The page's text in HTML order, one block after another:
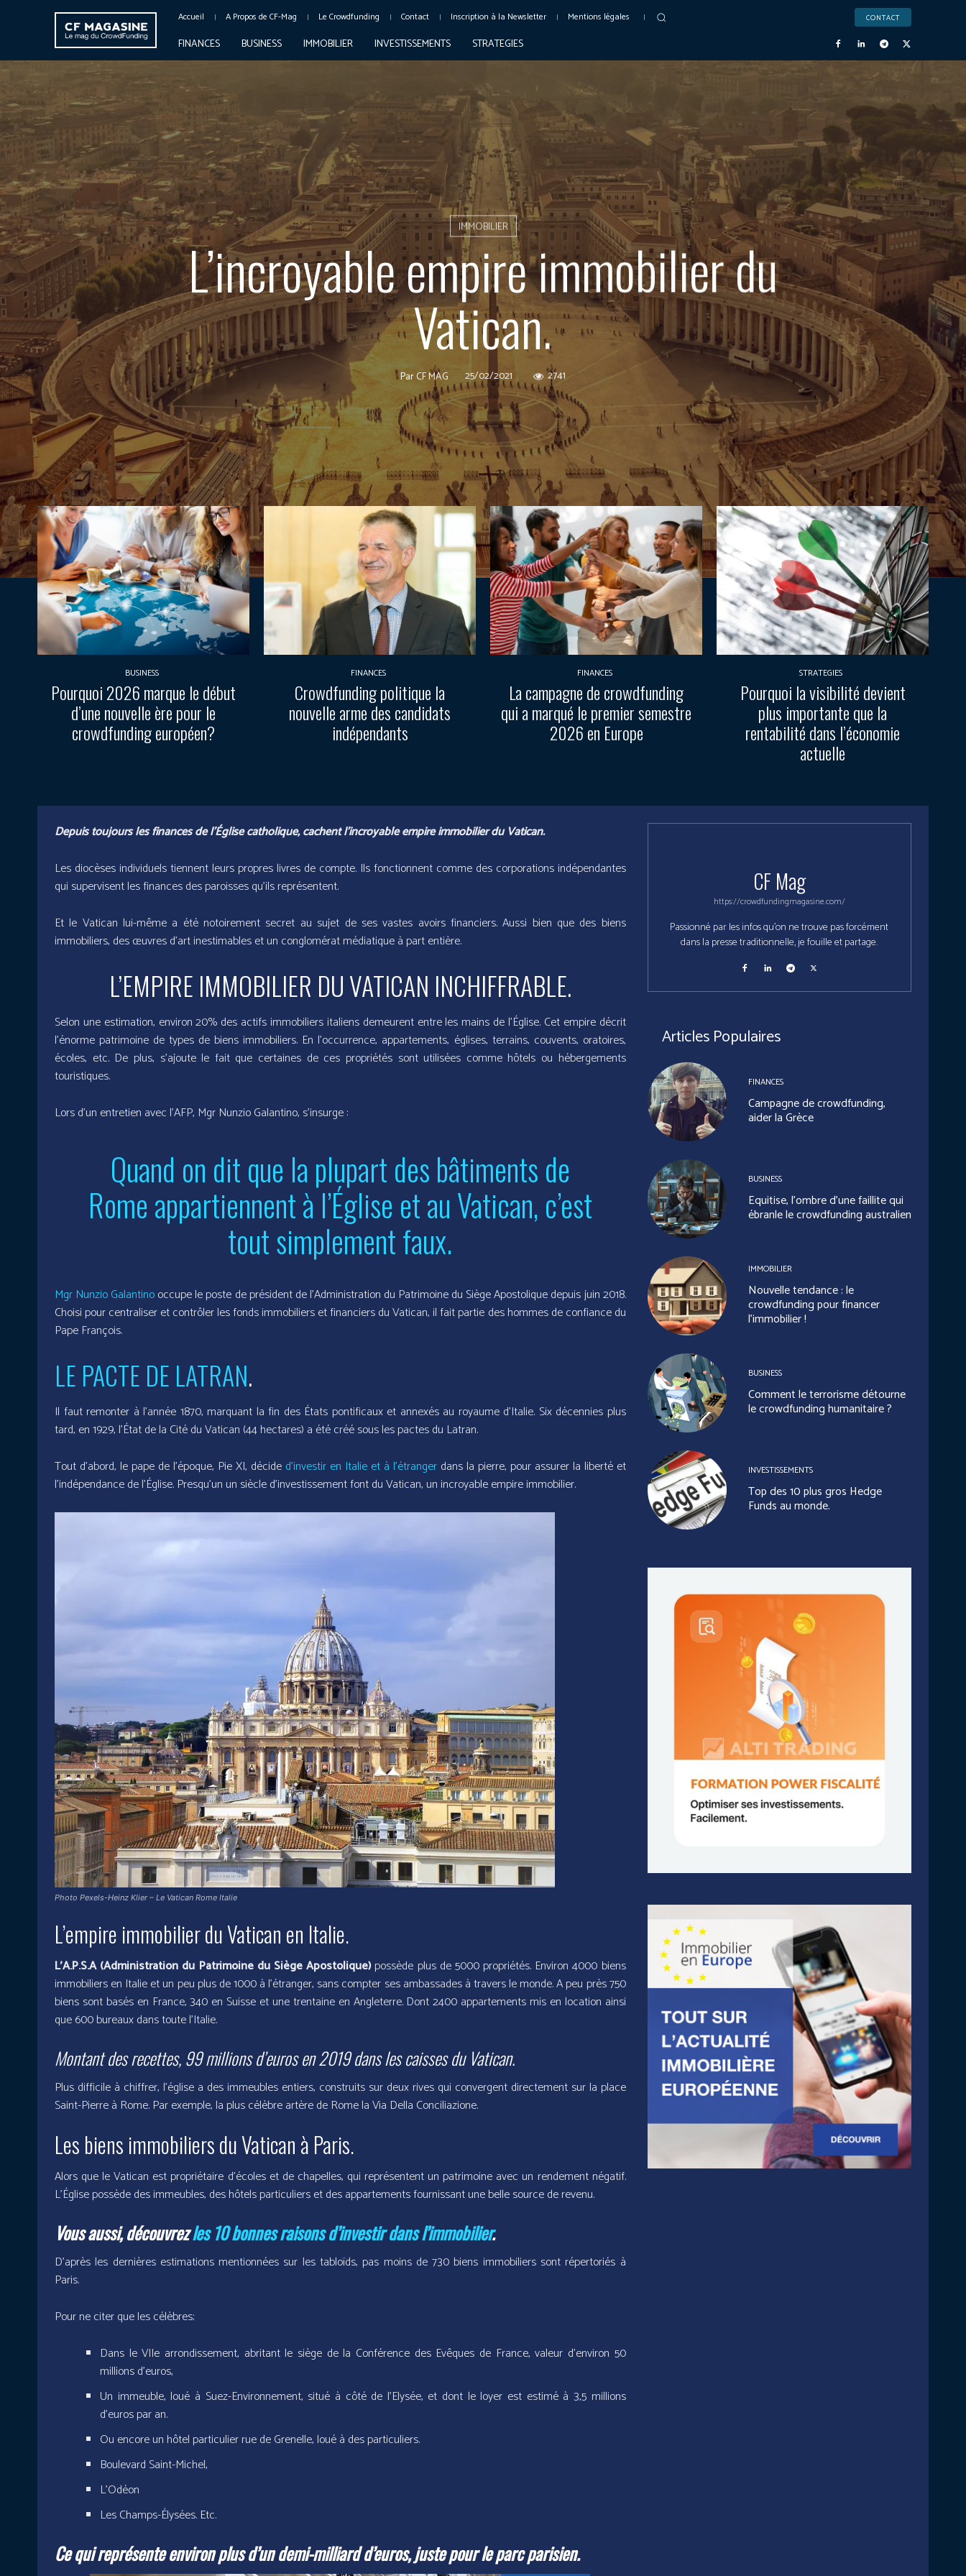
Accueil A Propos de CF-Mag Le Crowdfunding Contact Inscription à la Newsletter Mentions légales CONTACT
FINANCES BUSINESS IMMOBILIER INVESTISSEMENTS STRATEGIES
IMMOBILIER
L’incroyable empire immobilier du
Vatican.
ParCF MAG 25/02/2021 2741
BUSINESS
Pourquoi 2026 marque le début
d’une nouvelle ère pour le
crowdfunding européen?
FINANCES
Crowdfunding politique la
nouvelle arme des candidats
indépendants
FINANCES
La campagne de crowdfunding
qui a marqué le premier semestre
2026 en Europe
STRATEGIES
Pourquoi la visibilité devient
plus importante que la
rentabilité dans l’économie
actuelle
Depuis toujours les finances de l’Église catholique, cachent l’incroyable empire immobilier du Vatican.
Les diocèses individuels tiennent leurs propres livres de compte. Ils fonctionnent comme des corporations indépendantes
qui supervisent les finances des paroisses qu’ils représentent.
Et le Vatican lui-même a été notoirement secret au sujet de ses vastes avoirs financiers. Aussi bien que des biens
immobiliers, des œuvres d’art inestimables et un conglomérat médiatique à part entière.
L’EMPIRE IMMOBILIER DU VATICAN INCHIFFRABLE.
Selon une estimation, environ 20% des actifs immobiliers italiens demeurent entre les mains de l’Église. Cet empire décrit
l’énorme patrimoine de types de biens immobiliers. En l’occurrence, appartements, églises, terrains, couvents, oratoires,
écoles, etc. De plus, s’ajoute le fait que certaines de ces propriétés sont utilisées comme hôtels ou hébergements
touristiques.
Lors d’un entretien avec l’AFP, Mgr Nunzio Galantino, s’insurge :
Quand on dit que la plupart des bâtiments de
Rome appartiennent à l’Église et au Vatican, c’est
tout simplement faux.
Mgr Nunzio Galantinooccupe le poste de président de l’Administration du Patrimoine du Siège Apostolique depuis juin 2018.
Choisi pour centraliser et contrôler les fonds immobiliers et financiers du Vatican, il fait partie des hommes de confiance du
Pape François.
LE PACTE DE LATRAN.
Il faut remonter à l’année 1870, marquant la fin des États pontificaux et annexés au royaume d’Italie. Six décennies plus
tard, en 1929, l’État de la Cité du Vatican (44 hectares) a été créé sous les pactes du Latran.
Tout d’abord, le pape de l’époque, Pie XI, décide d’investir en Italie et à l’étrangerdans la pierre, pour assurer la liberté et
l’indépendance de l’Église. Presqu’un un siècle d’investissement font du Vatican, un incroyable empire immobilier.
Photo Pexels-Heinz Klier – Le Vatican Rome Italie
L’empire immobilier du Vatican en Italie.
L’A.P.S.A (Administration du Patrimoine du Siège Apostolique)possède plus de 5000 propriétés. Environ 4000 biens
immobiliers en Italie et un peu plus de 1000 à l’étranger, sans compter ses ambassades à travers le monde. A peu près 750
biens sont basés en France, 340 en Suisse et une trentaine en Angleterre. Dont 2400 appartements mis en location ainsi
que 600 bureaux dans toute l’Italie.
Montant des recettes, 99 millions d’euros en 2019 dans les caisses du Vatican.
Plus difficile à chiffrer, l’église a des immeubles entiers, construits sur deux rives qui convergent directement sur la place
Saint-Pierre à Rome. Par exemple, la plus célèbre artère de Rome la Via Della Conciliazione.
Les biens immobiliers du Vatican à Paris.
Alors que le Vatican est propriétaire d’écoles et de chapelles, qui représentent un patrimoine avec un rendement négatif.
L’Église possède des immeubles, des hôtels particuliers et des appartements fournissant une belle source de revenu.
Vous aussi, découvrezles 10 bonnes raisons d’investir dans l’immobilier.
D’après les dernières estimations mentionnées sur les tabloïds, pas moins de 730 biens immobiliers sont répertoriés à
Paris.
Pour ne citer que les célèbres;
Dans le VIIe arrondissement, abritant le siège de la Conférence des Evêques de France, valeur d’environ 50
millions d’euros,
Un immeuble, loué à Suez-Environnement, situé à côté de l’Elysée, et dont le loyer est estimé à 3,5 millions
d’euros par an.
Ou encore un hôtel particulier rue de Grenelle, loué à des particuliers.
Boulevard Saint-Michel,
L’Odéon
Les Champs-Élysées. Etc.
Ce qui représente environ plus d’un demi-milliard d’euros, juste pour le parc parisien.
CF Mag
https://crowdfundingmagasine.com/
Passionné par les infos qu'on ne trouve pas forcément
dans la presse traditionnelle, je fouille et partage.
Articles Populaires
FINANCES
Campagne de crowdfunding,
aider la Grèce
BUSINESS
Equitise, l’ombre d’une faillite qui
ébranle le crowdfunding australien
IMMOBILIER
Nouvelle tendance : le
crowdfunding pour financer
l’immobilier !
BUSINESS
Comment le terrorisme détourne
le crowdfunding humanitaire ?
INVESTISSEMENTS
Top des 10 plus gros Hedge
Funds au monde.